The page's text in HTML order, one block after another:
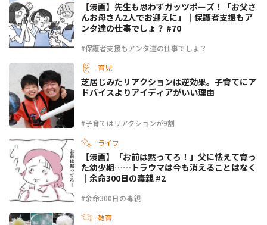
#保護者支援もアンタ達の仕事でしょ？
【漫画】先生も思わずガッツポーズ！「お父さ
んお母さん2人でお迎えに」｜保護者支援もア
ンタ達の仕事でしょ？ #70
育児
#子育てはリアクションが9割
芝居じみたリアクションは逆効果。子育てにア
ドバイスよりアイディアがいい理由
ライフ
#余命300日の毒親
【漫画】「お前は黙ってろ！」父に怯えて育っ
た幼少期……トラウマは今も消えることはなく
｜余命300日の毒親 #2
教育